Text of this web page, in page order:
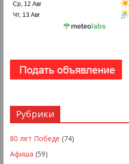
Ср, 12 Авг
Чт, 13 Авг
Рубрики
80 лет Победе (74)
Афиша (59)